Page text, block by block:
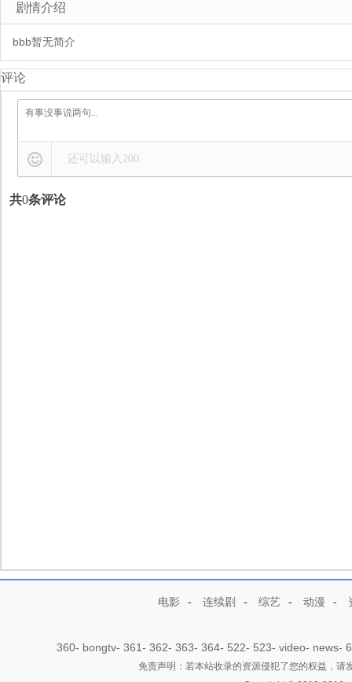
剧情介绍
bbb暂无简介
评论
还可以输入 200
共0条评论
电影 - 连续剧 - 综艺 - 动漫 -
360- bongtv- 361- 362- 363- 364- 522- 523- video- news-
免责声明：若本站收录的资源侵犯了您的权益，